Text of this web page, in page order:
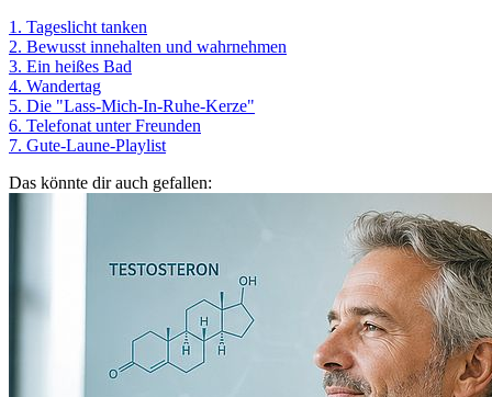
1. Tageslicht tanken
2. Bewusst innehalten und wahrnehmen
3. Ein heißes Bad
4. Wandertag
5. Die "Lass-Mich-In-Ruhe-Kerze"
6. Telefonat unter Freunden
7. Gute-Laune-Playlist
Das könnte dir auch gefallen: